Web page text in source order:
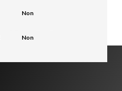
Non
Non